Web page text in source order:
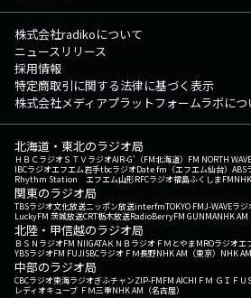
株式会社radikoについて
ニュースリリース
採用情報
特定商取引に関する法律に基づく表示
株式会社メディアプラットフォームラボにつ
北海道・東北のラジオ局
ＨＢＣラジオＳＴＶラジオAIR-G'（FM北海道） FM NORTH WAVE
IBCラジオエフエム岩手tbcラジオDate fm（エフエム仙台） ABS
Rhythm Station エフエム山形RFCラジオ福島ふくしまFM
関東のラジオ局
TBSラジオ文化放送ニッポン放送interfmTOKYO FMJ-WAVEラジ
LuckyFM 茨城放送CRT栃木放送RadioBerryFM GUNMANHK AM
北陸・甲信越のラジオ局
ＢＳＮラジオFM NIIGATAＫＮＢラジオ ＦＭとやまMROラジオエ
YBSラジオFM FUJISBCラジオ ＦＭ長野NHK AM（東京） NHK
中部のラジオ局
CBCラジオ東海ラジオぎふチャンZIP-FMFM AICHI ＦＭ ＧＩＦＵ
レディオキューブ ＦＭ三重NHK AM（名古屋）